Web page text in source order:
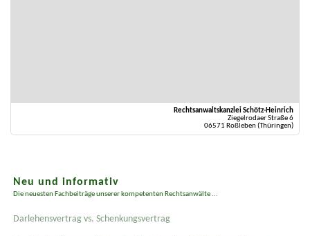
Rechtsanwaltskanzlei Schötz-Heinrich
Ziegelrodaer Straße 6
06571 Roßleben (Thüringen)
Neu und informativ
Die neuesten Fachbeiträge unserer kompetenten Rechtsanwälte ...
Darlehensvertrag vs. Schenkungsvertrag